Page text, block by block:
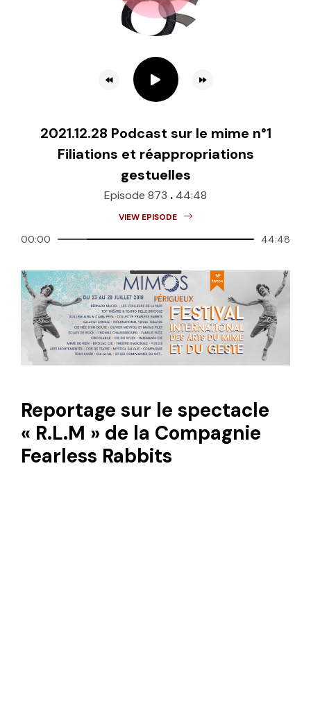
2021.12.28 Podcast sur le mime n°1
Filiations et réappropriations
gestuelles
Episode 873 . 44:48
VIEW EPISODE
00:00 44:48
Reportage sur le spectacle
« R.L.M » de la Compagnie
Fearless Rabbits